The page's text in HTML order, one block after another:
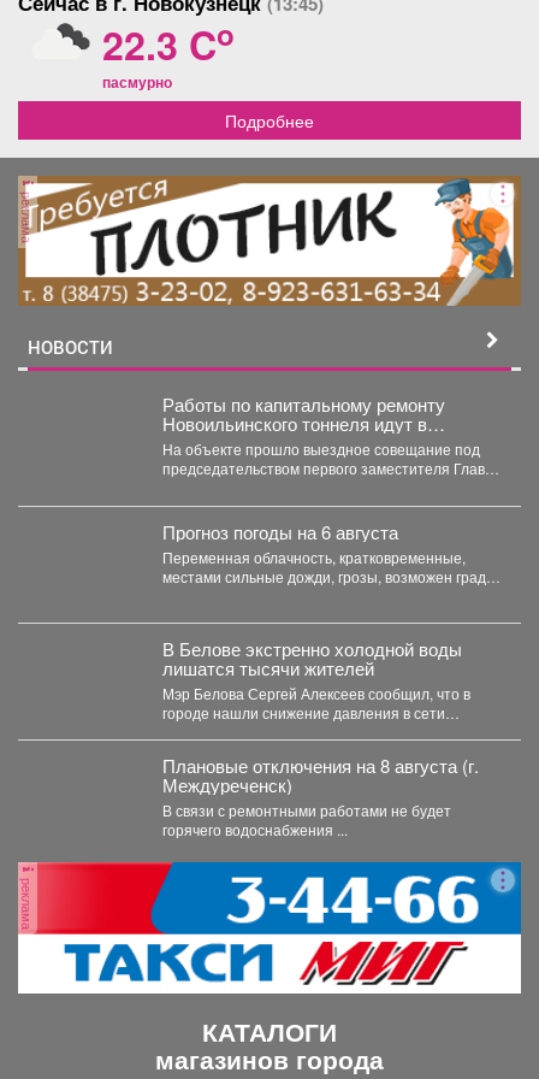
22.3 Co
пасмурно
Подробнее
реклама
НОВОСТИ
Работы по капитальному ремонту
Новоильинского тоннеля идут в
соответствии с графиком
На объекте прошло выездное совещание под
председательством первого заместителя Главы
Прогноз погоды на 6 августа
Переменная облачность, кратковременные,
местами сильные дожди, грозы, возможен град.
В Белове экстренно холодной воды
лишатся тысячи жителей
Мэр Белова Сергей Алексеев сообщил, что в
городе нашли снижение давления в сети
Плановые отключения на 8 августа (г.
Междуреченск)
В связи с ремонтными работами не будет
горячего водоснабжения ...
реклама
КАТАЛОГИ
магазинов города